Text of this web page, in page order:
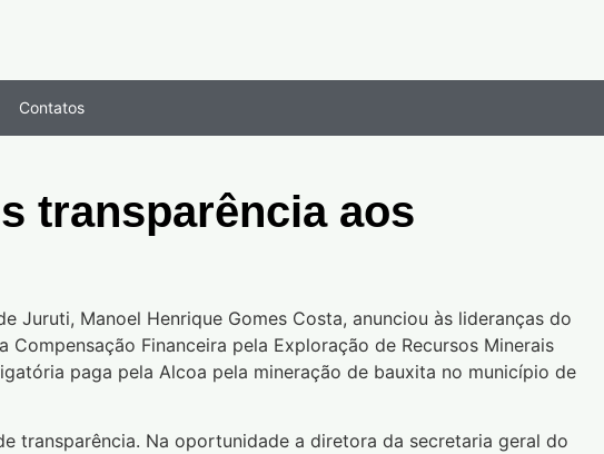
Contatos
transparência aos
Manoel Henrique Gomes Costa, anunciou às lideranças do
Financeira pela Exploração de Recursos Minerais
paga pela Alcoa pela mineração de bauxita no município de
transparência. Na oportunidade a diretora da secretaria geral do